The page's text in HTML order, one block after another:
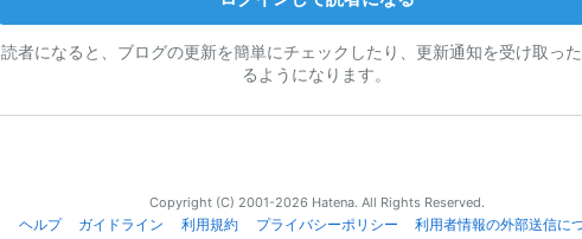
読者になると、ブログの更新を簡単にチェックしたり、更新通知を受け取っ
るようになります。
Copyright (C) 2001-2026 Hatena. All Rights Reserved.
ヘルプ
ガイドライン 利用規約 プライバシーポリシー 利用者情報の外部送信に